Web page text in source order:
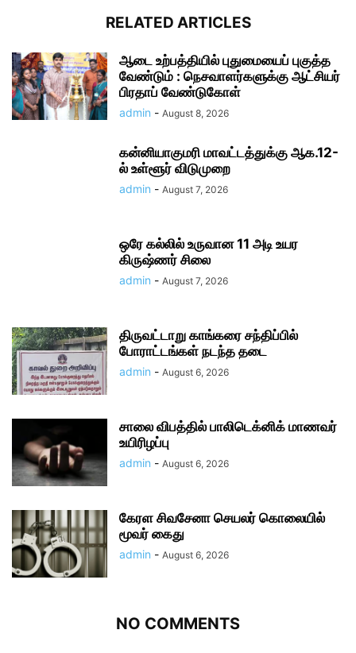
RELATED ARTICLES
ஆடை உற்பத்தியில் புதுமையைப் புகுத்த
வேண்டும் : நெசவாளர்களுக்கு ஆட்சியர்
பிரதாப் வேண்டுகோள்
admin - August 8, 2026
கன்னியாகுமரி மாவட்டத்துக்கு ஆக.12-
ல் உள்ளூர் விடுமுறை
admin - August 7, 2026
ஒரே கல்லில் உருவான 11 அடி உயர
கிருஷ்ணர் சிலை
admin - August 7, 2026
திருவட்டாறு காங்கரை சந்திப்பில்
போராட்டங்கள் நடந்த தடை
admin - August 6, 2026
சாலை விபத்தில் பாலிடெக்னிக் மாணவர்
உயிரிழப்பு
admin - August 6, 2026
கேரள சிவசேனா செயலர் கொலையில்
மூவர் கைது
admin - August 6, 2026
NO COMMENTS